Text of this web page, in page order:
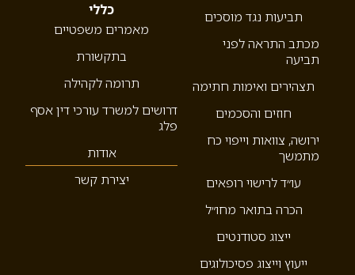
תביעות נגד מוסכים
מכתב התראה לפני
תביעה
תצהירים ואימות חתימה
חוזים והסכמים
ירושה, צוואות וייפוי כח
מתמשך
עו״ד לרישוי רופאים
הכרה בתואר מחו״ל
ייצוג סטודנטים
ייעוץ וייצוג פסיכולוגים
כללי
מאמרים משפטיים
בתקשורת
תרומה לקהילה
דרושים למשרד עורכי דין אסף
פלג
אודות
יצירת קשר